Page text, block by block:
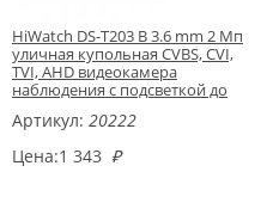
HiWatch DS-T203 B 3.6 mm 2 Мп
уличная купольная CVBS, CVI,
TVI, AHD видеокамера
наблюдения с подсветкой до
Артикул: 20222
Цена:1 343 ₽